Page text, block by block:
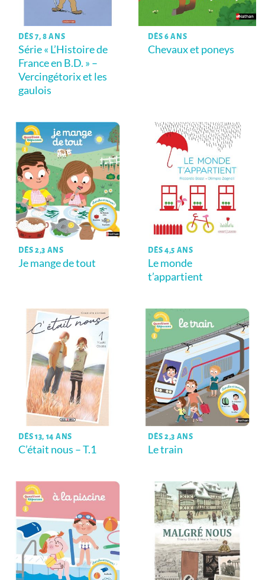
DÈS 7, 8 ANS
Série « L’Histoire de
France en B.D. » –
Vercingétorix et les
gaulois
DÈS 6 ANS
Chevaux et poneys
DÈS 2,3 ANS
Je mange de tout
DÈS 4,5 ANS
Le monde
t’appartient
DÈS 13, 14 ANS
C’était nous – T.1
DÈS 2,3 ANS
Le train